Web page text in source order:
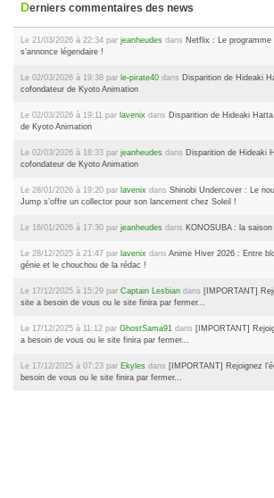
Derniers commentaires des news
Le 21/03/2026 à 22:34 par jeanheudes dans Netflix : Le
s’annonce légendaire !
Le 02/03/2026 à 19:38 par le-pirate40 dans Disparition de Hideaki
cofondateur de Kyoto Animation
Le 02/03/2026 à 19:11 par lavenix dans Disparition de Hideaki
de Kyoto Animation
Le 02/03/2026 à 18:33 par jeanheudes dans Disparition de Hideaki
cofondateur de Kyoto Animation
Le 28/01/2026 à 19:20 par lavenix dans Shinobi Undercover : Le
Jump s’offre un collector pour son lancement chez Soleil !
Le 16/01/2026 à 17:30 par jeanheudes dans KONOSUBA : la
Le 28/12/2025 à 21:47 par lavenix dans Anime Hiver 2026 : Entre
génie et le chouchou de la rédac !
Le 17/12/2025 à 15:29 par Captain Lesbian dans [IMPORTANT]
site a besoin de vous ou le site finira par fermer...
Le 17/12/2025 à 11:12 par GhostSama91 dans [IMPORTANT]
a besoin de vous ou le site finira par fermer...
Le 17/12/2025 à 07:23 par Ekyles dans [IMPORTANT] Rejoignez
besoin de vous ou le site finira par fermer...